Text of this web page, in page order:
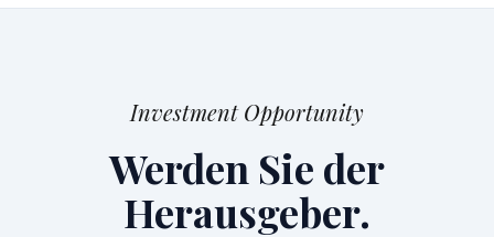
Investment Opportunity
Werden Sie der
Herausgeber.